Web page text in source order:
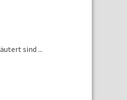
sind ...